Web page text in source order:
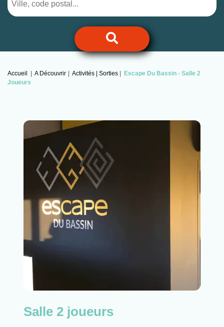
Accueil A Découvrir Activités | Sorties Escape Du Bassin -Salle 2
Joueurs
Salle 2 joueurs